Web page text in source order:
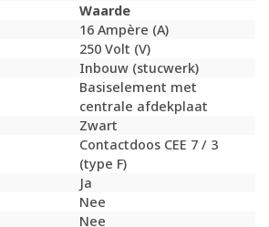
Waarde
16 Ampère (A)
250 Volt (V)
Inbouw (stucwerk)
Basiselement met
centrale afdekplaat
Zwart
Contactdoos CEE 7 / 3
(type F)
Ja
Nee
Nee